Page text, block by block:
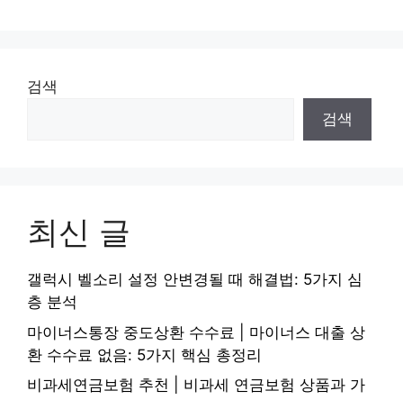
검색
검색
최신 글
갤럭시 벨소리 설정 안변경될 때 해결법: 5가지 심
층 분석
마이너스통장 중도상환 수수료 | 마이너스 대출 상
환 수수료 없음: 5가지 핵심 총정리
비과세연금보험 추천 | 비과세 연금보험 상품과 가